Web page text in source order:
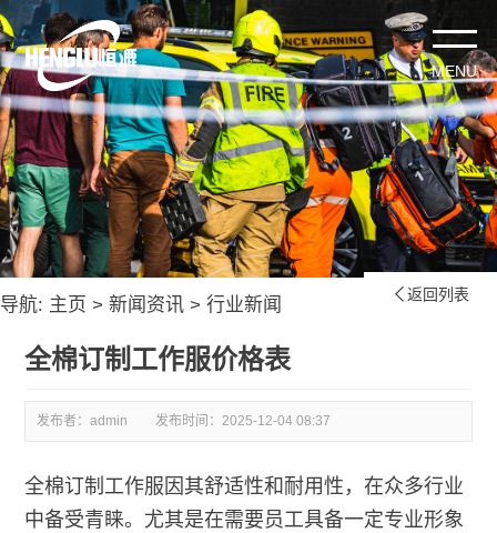
导航: 主页 > 新闻资讯 > 行业新闻  返回列表
全棉订制工作服价格表
发布者：admin 发布时间：2025-12-04 08:37
全棉订制工作服因其舒适性和耐用性，在众多行业
中备受青睐。尤其是在需要员工具备一定专业形象